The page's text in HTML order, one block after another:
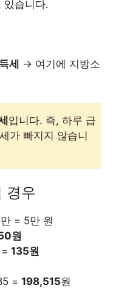
있습니다.
세
→ 여기에 지방소
입니다. 즉, 하루 급
가 빠지지 않습니
경우
= 5만 원
원
135원
= 198,515원